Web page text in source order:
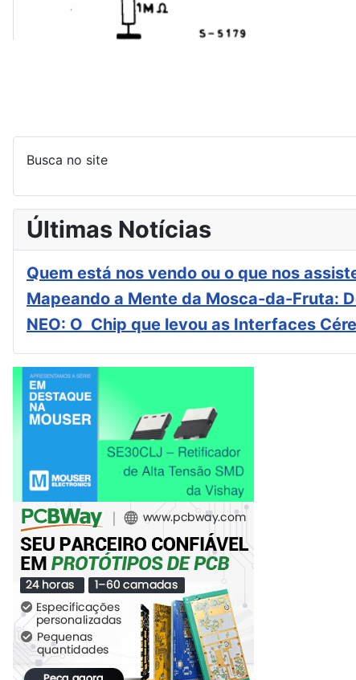
Busca no site
Últimas Notícias
Quem está nos vendo ou o que nos
Mapeando a Mente da Mosca-da-Fruta:
NEO: O Chip que levou as Interfaces